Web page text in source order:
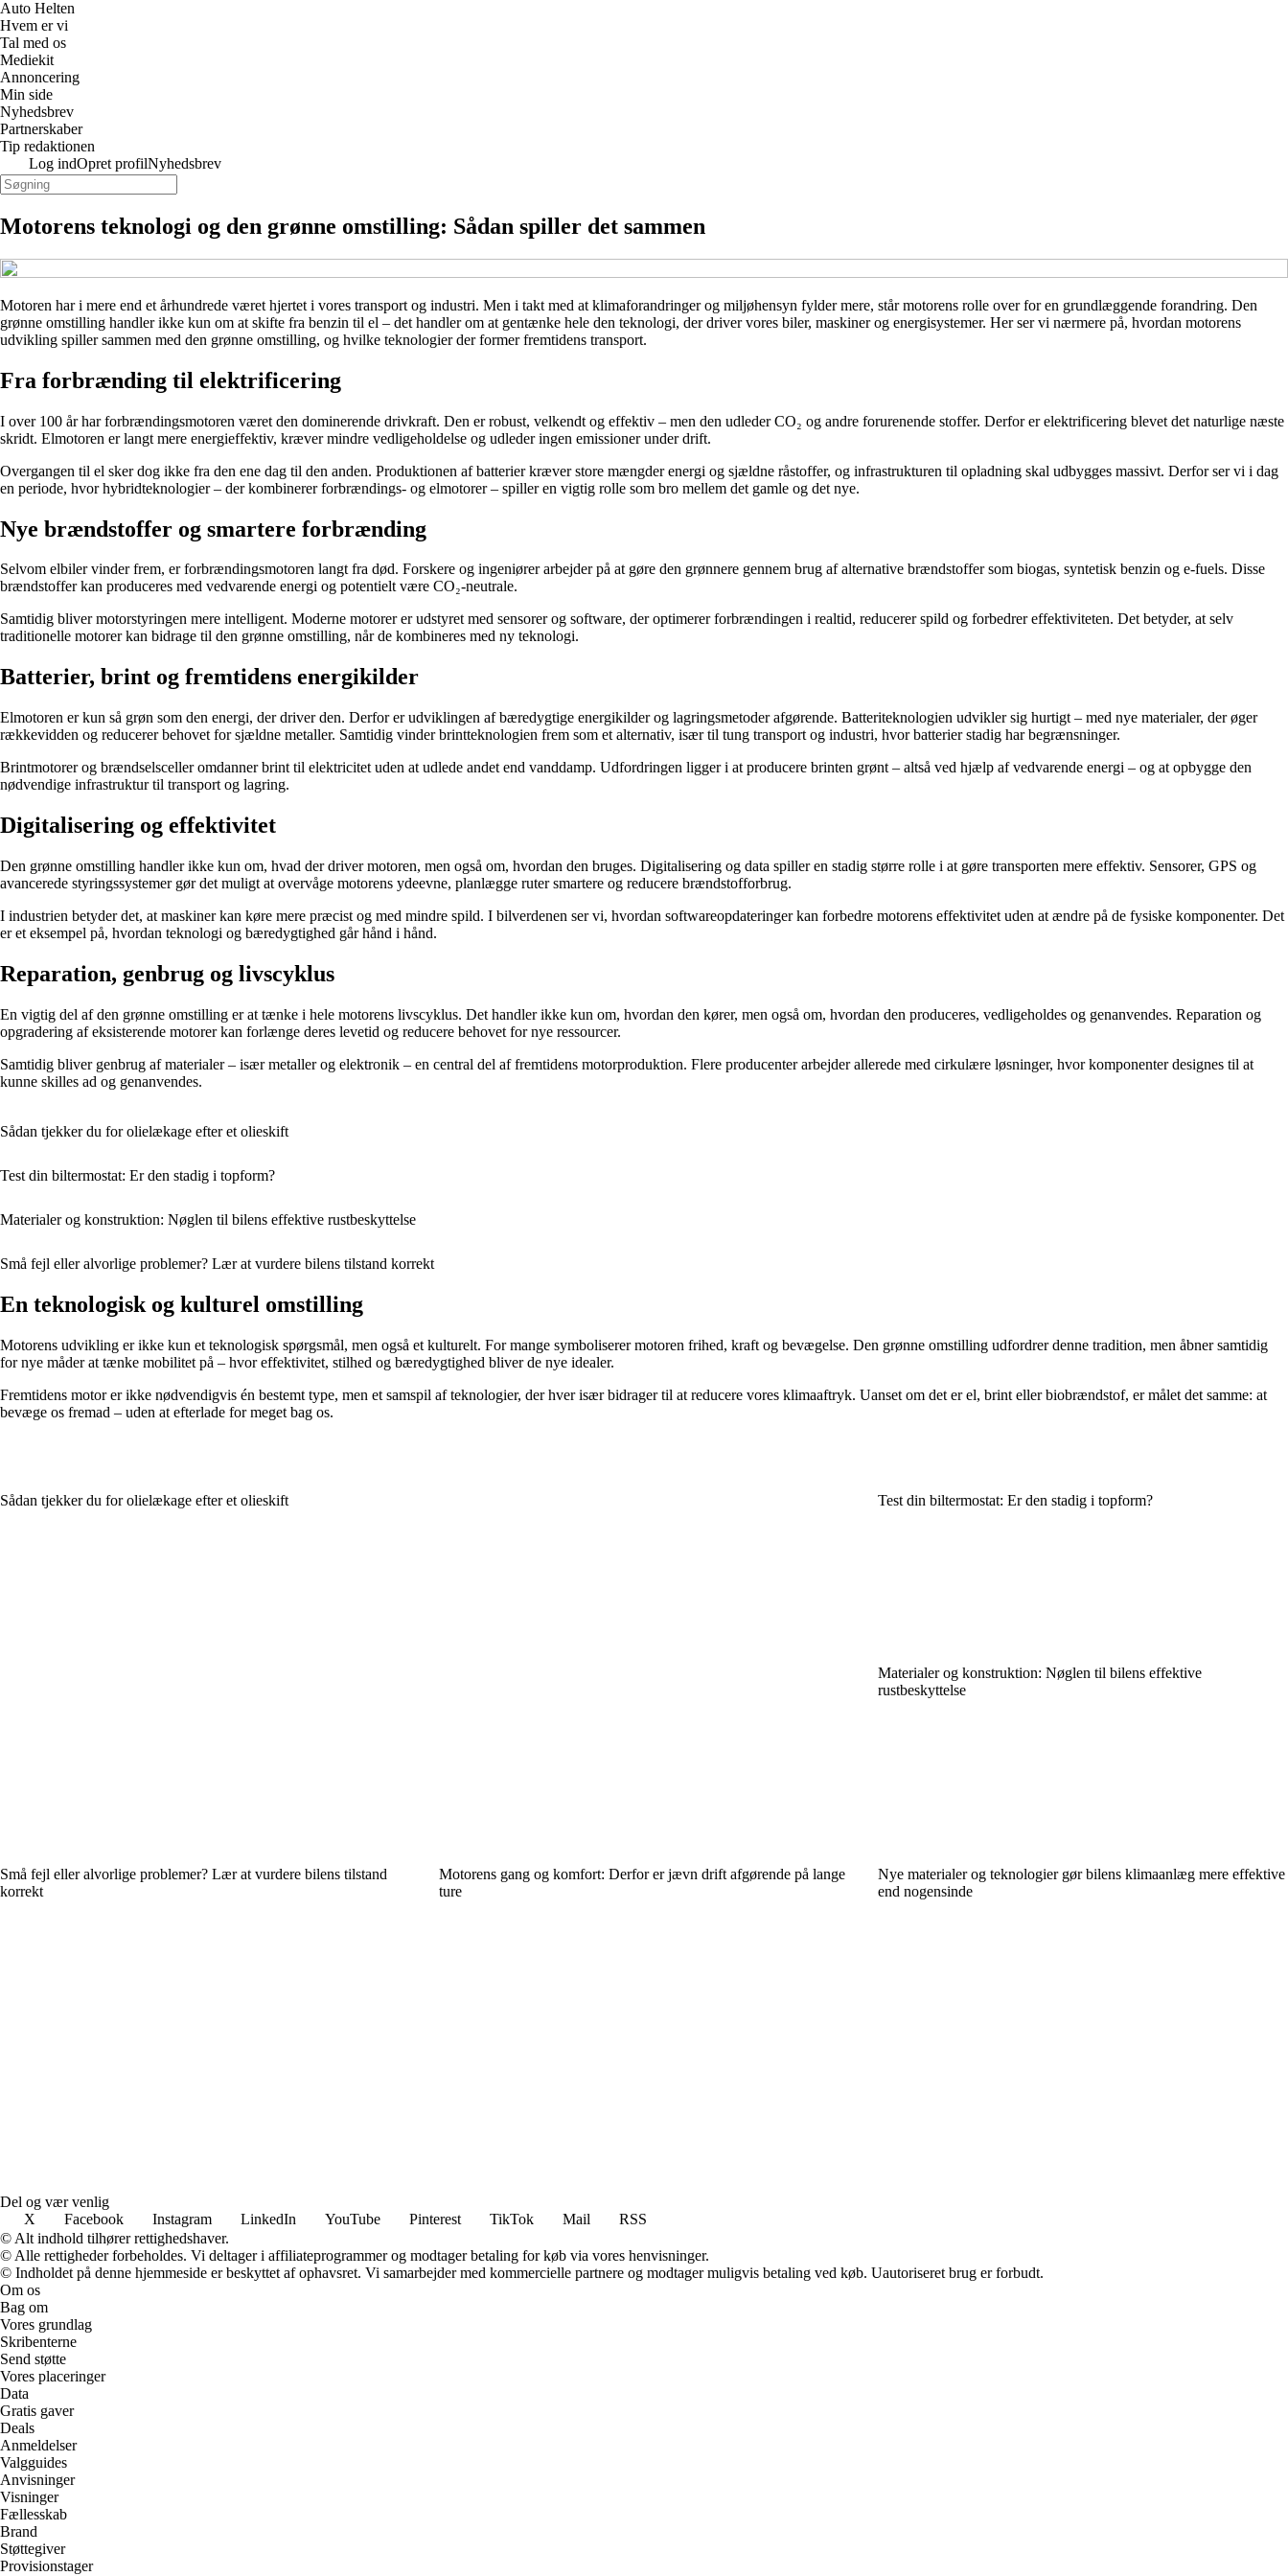
Auto Helten
Hvem er vi
Tal med os
Mediekit
Annoncering
Min side
Nyhedsbrev
Partnerskaber
Tip redaktionen
Log indOpret profilNyhedsbrev
Motorens teknologi og den grønne omstilling: Sådan spiller det sammen
Motoren har i mere end et århundrede været hjertet i vores transport og industri. Men i takt med at klimaforandringer og miljøhensyn fylder mere, står motorens rolle over for en grundlæggende forandring. Den
grønne omstilling handler ikke kun om at skifte fra benzin til el – det handler om at gentænke hele den teknologi, der driver vores biler, maskiner og energisystemer. Her ser vi nærmere på, hvordan motorens
udvikling spiller sammen med den grønne omstilling, og hvilke teknologier der former fremtidens transport.
Fra forbrænding til elektrificering
I over 100 år har forbrændingsmotoren været den dominerende drivkraft. Den er robust, velkendt og effektiv – men den udleder CO₂ og andre forurenende stoffer. Derfor er elektrificering blevet det naturlige næste
skridt. Elmotoren er langt mere energieffektiv, kræver mindre vedligeholdelse og udleder ingen emissioner under drift.
Overgangen til el sker dog ikke fra den ene dag til den anden. Produktionen af batterier kræver store mængder energi og sjældne råstoffer, og infrastrukturen til opladning skal udbygges massivt. Derfor ser vi i dag
en periode, hvor hybridteknologier – der kombinerer forbrændings- og elmotorer – spiller en vigtig rolle som bro mellem det gamle og det nye.
Nye brændstoffer og smartere forbrænding
Selvom elbiler vinder frem, er forbrændingsmotoren langt fra død. Forskere og ingeniører arbejder på at gøre den grønnere gennem brug af alternative brændstoffer som biogas, syntetisk benzin og e-fuels. Disse
brændstoffer kan produceres med vedvarende energi og potentielt være CO₂-neutrale.
Samtidig bliver motorstyringen mere intelligent. Moderne motorer er udstyret med sensorer og software, der optimerer forbrændingen i realtid, reducerer spild og forbedrer effektiviteten. Det betyder, at selv
traditionelle motorer kan bidrage til den grønne omstilling, når de kombineres med ny teknologi.
Batterier, brint og fremtidens energikilder
Elmotoren er kun så grøn som den energi, der driver den. Derfor er udviklingen af bæredygtige energikilder og lagringsmetoder afgørende. Batteriteknologien udvikler sig hurtigt – med nye materialer, der øger
rækkevidden og reducerer behovet for sjældne metaller. Samtidig vinder brintteknologien frem som et alternativ, især til tung transport og industri, hvor batterier stadig har begrænsninger.
Brintmotorer og brændselsceller omdanner brint til elektricitet uden at udlede andet end vanddamp. Udfordringen ligger i at producere brinten grønt – altså ved hjælp af vedvarende energi – og at opbygge den
nødvendige infrastruktur til transport og lagring.
Digitalisering og effektivitet
Den grønne omstilling handler ikke kun om, hvad der driver motoren, men også om, hvordan den bruges. Digitalisering og data spiller en stadig større rolle i at gøre transporten mere effektiv. Sensorer, GPS og
avancerede styringssystemer gør det muligt at overvåge motorens ydeevne, planlægge ruter smartere og reducere brændstofforbrug.
I industrien betyder det, at maskiner kan køre mere præcist og med mindre spild. I bilverdenen ser vi, hvordan softwareopdateringer kan forbedre motorens effektivitet uden at ændre på de fysiske komponenter. Det
er et eksempel på, hvordan teknologi og bæredygtighed går hånd i hånd.
Reparation, genbrug og livscyklus
En vigtig del af den grønne omstilling er at tænke i hele motorens livscyklus. Det handler ikke kun om, hvordan den kører, men også om, hvordan den produceres, vedligeholdes og genanvendes. Reparation og
opgradering af eksisterende motorer kan forlænge deres levetid og reducere behovet for nye ressourcer.
Samtidig bliver genbrug af materialer – især metaller og elektronik – en central del af fremtidens motorproduktion. Flere producenter arbejder allerede med cirkulære løsninger, hvor komponenter designes til at
kunne skilles ad og genanvendes.
Sådan tjekker du for olielækage efter et olieskift
Test din biltermostat: Er den stadig i topform?
Materialer og konstruktion: Nøglen til bilens effektive rustbeskyttelse
Små fejl eller alvorlige problemer? Lær at vurdere bilens tilstand korrekt
En teknologisk og kulturel omstilling
Motorens udvikling er ikke kun et teknologisk spørgsmål, men også et kulturelt. For mange symboliserer motoren frihed, kraft og bevægelse. Den grønne omstilling udfordrer denne tradition, men åbner samtidig
for nye måder at tænke mobilitet på – hvor effektivitet, stilhed og bæredygtighed bliver de nye idealer.
Fremtidens motor er ikke nødvendigvis én bestemt type, men et samspil af teknologier, der hver især bidrager til at reducere vores klimaaftryk. Uanset om det er el, brint eller biobrændstof, er målet det samme: at
bevæge os fremad – uden at efterlade for meget bag os.
Sådan tjekker du for olielækage efter et olieskift Test din biltermostat: Er den stadig i topform?
Materialer og konstruktion: Nøglen til bilens effektive
rustbeskyttelse
Små fejl eller alvorlige problemer? Lær at vurdere bilens tilstand
korrekt
Motorens gang og komfort: Derfor er jævn drift afgørende på lange
ture
Nye materialer og teknologier gør bilens klimaanlæg mere effektive
end nogensinde
Del og vær venlig
X
Facebook Instagram LinkedIn YouTube Pinterest TikTok Mail
RSS
© Alt indhold tilhører rettighedshaver.
© Alle rettigheder forbeholdes. Vi deltager i affiliateprogrammer og modtager betaling for køb via vores henvisninger.
© Indholdet på denne hjemmeside er beskyttet af ophavsret. Vi samarbejder med kommercielle partnere og modtager muligvis betaling ved køb. Uautoriseret brug er forbudt.
Om os
Bag om
Vores grundlag
Skribenterne
Send støtte
Vores placeringer
Data
Gratis gaver
Deals
Anmeldelser
Valgguides
Anvisninger
Visninger
Fællesskab
Brand
Støttegiver
Provisionstager